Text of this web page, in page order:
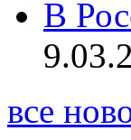
В
все